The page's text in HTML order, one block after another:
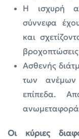
Η ισχυρή
σύννεφα
και
βροχοπτώσεις
Ασθενής
των
επίπεδα.
Οι κύριες